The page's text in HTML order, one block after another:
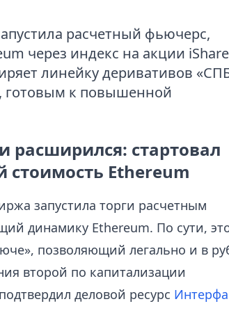
расчетный фьючерс,
через индекс на акции
линейку деривативов
готовым к повышенной
стартовал
Ethereum
запустила торги расчетным
динамику Ethereum. По сути,
позволяющий легально и в
второй по капитализации
деловой ресурс